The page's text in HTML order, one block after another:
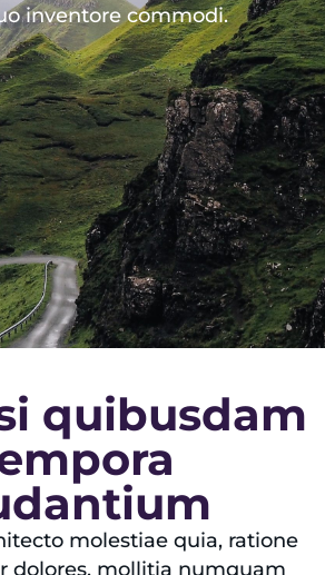
inventore commodi.
quibusdam
molestiae quia, ratione
dolores, mollitia numquam